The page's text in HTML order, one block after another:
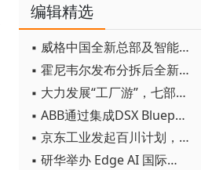
编辑精选
▪ 威格中国全新总部及智能工厂启用
▪ 霍尼韦尔发布分拆后全新品牌：霍尼韦尔科技与霍尼韦尔航空航天
▪ 大力发展“工厂游”，七部门联合发文！
▪ ABB通过集成DSX Blueprint AI基础设施，扩大与英伟达的合作
▪ 京东工业发起百川计划， 构建工业大模型新生态
▪ 研华举办 Edge AI 国际论坛